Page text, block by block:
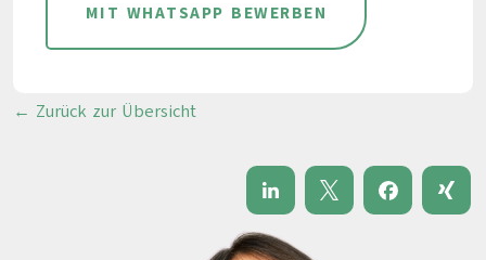
MIT WHATSAPP BEWERBEN
← Zurück zur Übersicht